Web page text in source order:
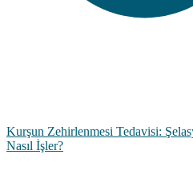
Kurşun Zehirlenmesi Tedavisi:
Nasıl İşler?